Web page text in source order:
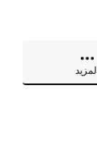
المزيد